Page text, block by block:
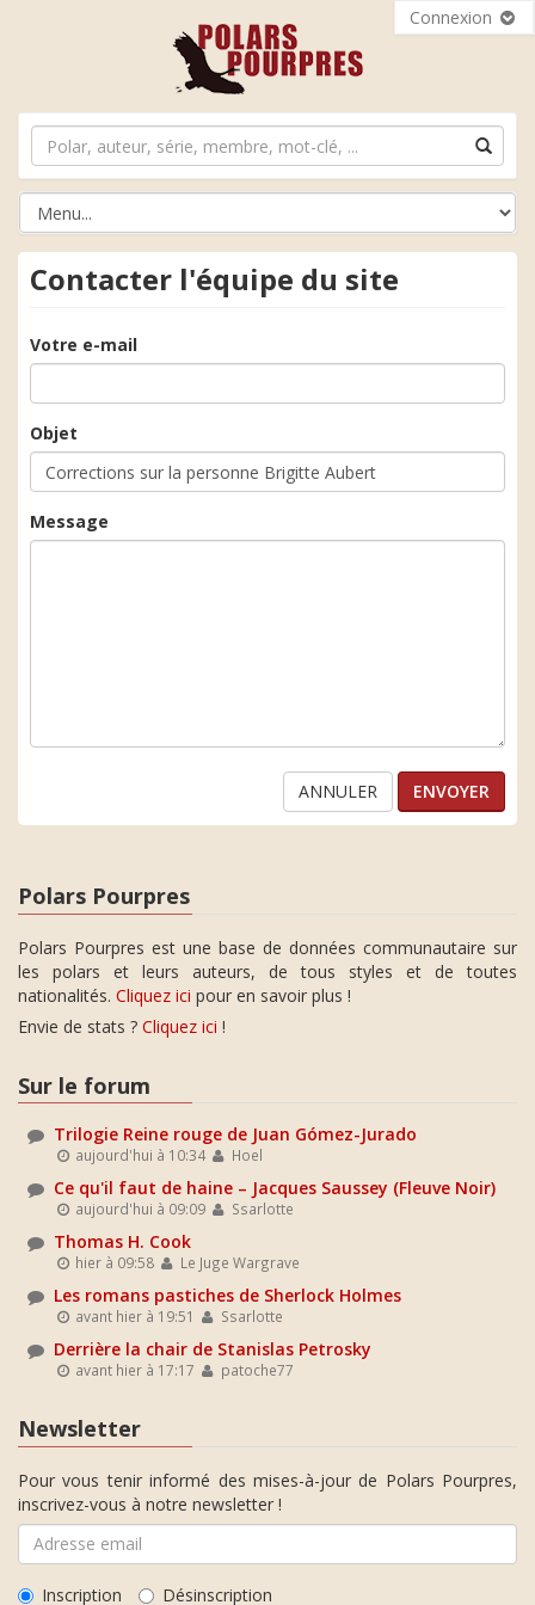
Connexion
Contacter l'équipe du site
Votre e-mail
Objet
Message
ANNULER
Polars Pourpres
Polars Pourpres est une base de données communautaire sur
les polars et leurs auteurs, de tous styles et de toutes
nationalités. Cliquez ici pour en savoir plus !
Envie de stats ? Cliquez ici !
Sur le forum
Trilogie Reine rouge de Juan Gómez-Jurado
aujourd'hui à 10:34 Hoel
Ce qu'il faut de haine – Jacques Saussey (Fleuve Noir)
aujourd'hui à 09:09 Ssarlotte
Thomas H. Cook
hier à 09:58 Le Juge Wargrave
Les romans pastiches de Sherlock Holmes
avant hier à 19:51 Ssarlotte
Derrière la chair de Stanislas Petrosky
avant hier à 17:17 patoche77
Newsletter
Pour vous tenir informé des mises-à-jour de Polars Pourpres,
inscrivez-vous à notre newsletter !
Inscription Désinscription